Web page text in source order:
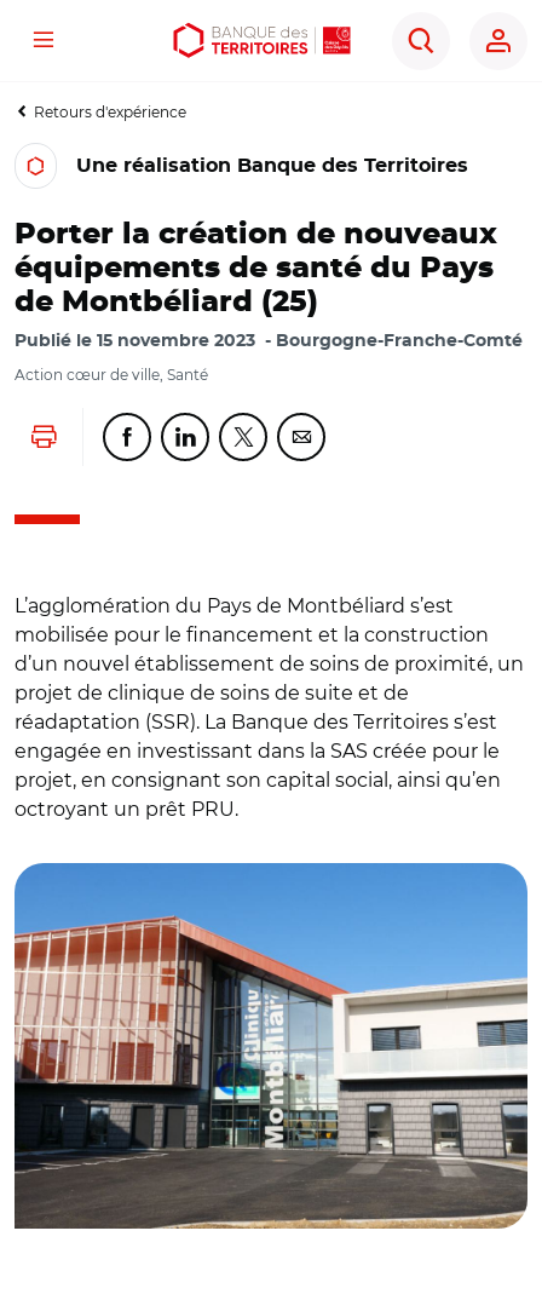
Aller
contenu
Aller
menu
Ouvrir
outils
Menu
Rechercher
Retours d'expérience
Une réalisation Banque des Territoires
Porter la création de nouveaux
équipements de santé du Pays
de Montbéliard (25)
Publié le 15 novembre 2023 Bourgogne-Franche-Comté
Action cœur de ville, Santé
Lancer l'impressionPartager cette page sur Facebook
Partager cette page sur Linkedin
Partager cette page sur Twitter
Partager cette page sur
L’agglomération du Pays de Montbéliard s’est
mobilisée pour le financement et la construction
d’un nouvel établissement de soins de proximité, un
projet de clinique de soins de suite et de
réadaptation (SSR). La Banque des Territoires s’est
engagée en investissant dans la SAS créée pour le
projet, en consignant son capital social, ainsi qu’en
octroyant un prêt PRU.